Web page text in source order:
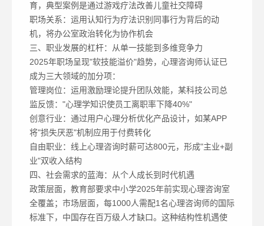
育，典型案例是通过游戏疗法改善儿童社交障碍
职场关系：运用认知行为疗法识别同事行为背后的动
机，将办公室政治转化为协作机会
三、职业发展的杠杆：从单一技能到多维竞争力
2025年职场呈现"软技能溢价"趋势，心理咨询师认证已
成为三大领域的加分项：
管理岗位：运用激励理论提升团队效能，某科技公司总
监反馈："心理学知识使员工离职率下降40%"
创意行业：通过用户心理分析优化产品设计，如某APP
将"损失厌恶"机制应用于付费转化
自由职业：线上心理咨询时薪可达800元，形成"主业+副
业"双收入结构
四、社会需求的蓝海：从个人成长到时代机遇
政策层面，教育部要求中小学2025年前实现心理咨询室
全覆盖；市场层面，每1000人需配1名心理咨询师的国际
标准下，中国存在百万级人才缺口。这种结构性机遇使